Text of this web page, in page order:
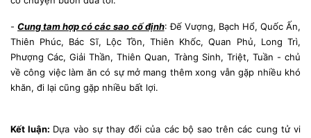
-Cung tam hợp có các sao cố định: Đế Vượng, Bạch Hổ, Quốc Ấn,
Thiên Phúc, Bác Sĩ, Lộc Tồn, Thiên Khốc, Quan Phủ, Long Trì,
Phượng Các, Giải Thần, Thiên Quan, Tràng Sinh, Triệt, Tuần - chủ
về công việc làm ăn có sự mở mang thêm xong vẫn gặp nhiều khó
khăn, đi lại cũng gặp nhiều bất lợi.
Kết luận: Dựa vào sự thay đổi của các bộ sao trên các cung tử vi